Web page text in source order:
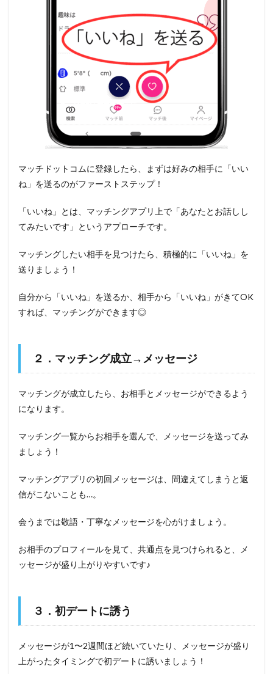
マッチドットコムに登録したら、まずは好みの相手に「いい
ね」を送るのがファーストステップ！
「いいね」とは、マッチングアプリ上で「あなたとお話しし
てみたいです」というアプローチです。
マッチングしたい相手を見つけたら、積極的に「いいね」を
送りましょう！
自分から「いいね」を送るか、相手から「いいね」がきてOK
すれば、マッチングができます◎
２．マッチング成立→メッセージ
マッチングが成立したら、お相手とメッセージができるよう
になります。
マッチング一覧からお相手を選んで、メッセージを送ってみ
ましょう！
マッチングアプリの初回メッセージは、間違えてしまうと返
信がこないことも…。
会うまでは敬語・丁寧なメッセージを心がけましょう。
お相手のプロフィールを見て、共通点を見つけられると、メ
ッセージが盛り上がりやすいです♪
３．初デートに誘う
メッセージが1〜2週間ほど続いていたり、メッセージが盛り
上がったタイミングで初デートに誘いましょう！